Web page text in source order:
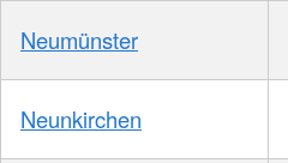
Neumünster
Neunkirchen